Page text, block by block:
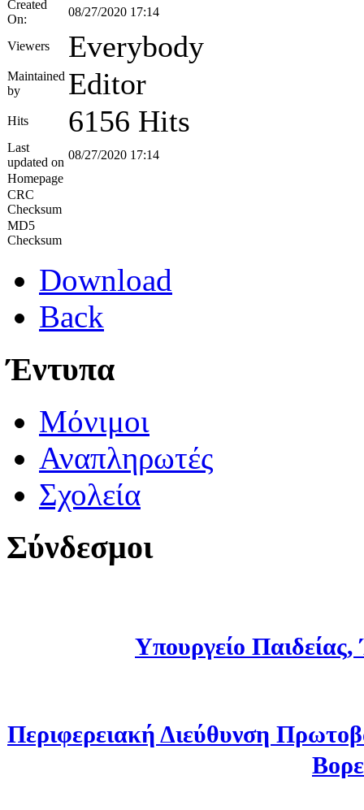
Created
On:
08/27/2020 17:14
Viewers Everybody
Maintained
by
Editor
Hits 6156 Hits
Last
updated on
08/27/2020 17:14
Homepage
CRC
Checksum
MD5
Checksum
Download
Back
Έντυπα
Μόνιμοι
Αναπληρωτές
Σχολεία
Σύνδεσμοι
Υπουργείο
Περιφερειακή Διεύθυνση